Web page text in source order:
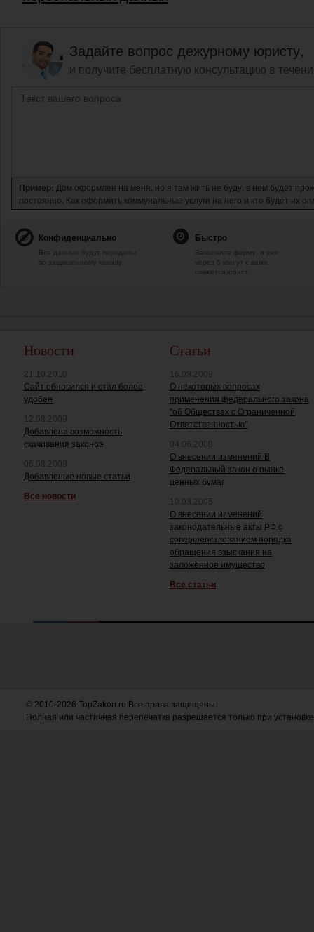
Задайте вопрос дежурному юристу,
и получите бесплатную консультацию в
Пример: Дом оформлен на меня, но я там жить не буду, в нем будет
постоянно. Как оформить коммунальные услуги на него и кто будет их
Конфиденциально
Все данные будут переданы
по защищенному каналу.
Быстро
Заполните форму, и уже
через 5 минут с вами
свяжется юрист.
Новости
21.10.2010
Сайт обновился и стал более
удобен
12.08.2009
Добавлена возможность
скачивания законов
06.08.2008
Добавленые новые статьи
Все новости
Статьи
16.09.2009
О некоторых вопросах
применения федерального закона
"об Обществах с Ограниченной
Ответственностью"
04.06.2008
О внесении изменений В
Федеральный закон о рынке
ценных бумаг
10.03.2005
О внесении изменений
законодательные акты РФ с
совершенствованием порядка
обращения взыскания на
заложенное имущество
Все статьи
© 2010-2026 TopZakon.ru Все права защищены.
Полная или частичная перепечатка разрешается только при